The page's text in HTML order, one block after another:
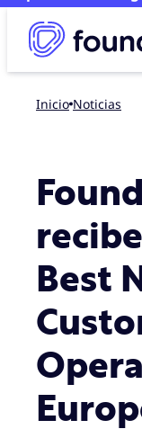
Inicio noticias
Best